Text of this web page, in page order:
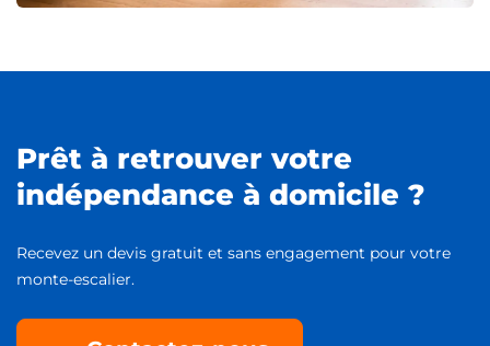
Prêt à retrouver votre
indépendance à domicile ?
Recevez un devis gratuit et sans engagement pour votre
monte-escalier.